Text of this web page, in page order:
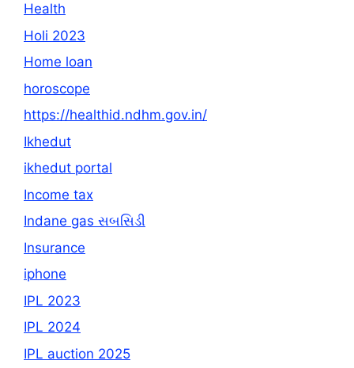
Health
Holi 2023
Home loan
horoscope
https://healthid.ndhm.gov.in/
Ikhedut
ikhedut portal
Income tax
Indane gas સબસિડી
Insurance
iphone
IPL 2023
IPL 2024
IPL auction 2025